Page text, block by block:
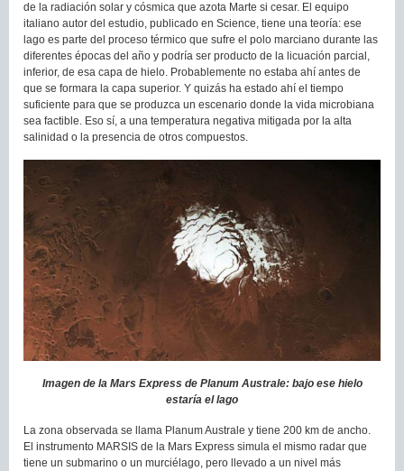
de la radiación solar y cósmica que azota Marte si cesar. El equipo
italiano autor del estudio, publicado en Science, tiene una teoría: ese
lago es parte del proceso térmico que sufre el polo marciano durante las
diferentes épocas del año y podría ser producto de la licuación parcial,
inferior, de esa capa de hielo. Probablemente no estaba ahí antes de
que se formara la capa superior. Y quizás ha estado ahí el tiempo
suficiente para que se produzca un escenario donde la vida microbiana
sea factible. Eso sí, a una temperatura negativa mitigada por la alta
salinidad o la presencia de otros compuestos.
Imagen de la Mars Express de Planum Australe: bajo ese hielo
estaría el lago
La zona observada se llama Planum Australe y tiene 200 km de ancho.
El instrumento MARSIS de la Mars Express simula el mismo radar que
tiene un submarino o un murciélago, pero llevado a un nivel más